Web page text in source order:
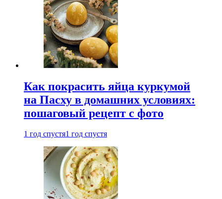
Как покрасить яйца куркумой
на Пасху в домашних условиях:
пошаговый рецепт с фото
1 год спустя1 год спустя